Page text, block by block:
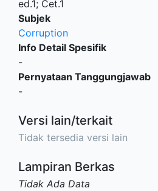
ed.1; Cet.1
Subjek
Corruption
Info Detail Spesifik
-
Pernyataan Tanggungjawab
-
Versi lain/terkait
Tidak tersedia versi lain
Lampiran Berkas
Tidak Ada Data